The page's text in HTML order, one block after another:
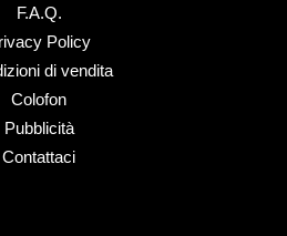
F.A.Q.
Policy
di vendita
Colofon
Pubblicità
Contattaci